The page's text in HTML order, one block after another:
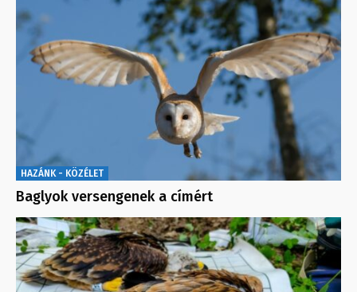
HAZÁNK - KÖZÉLET
Baglyok versengenek a címért